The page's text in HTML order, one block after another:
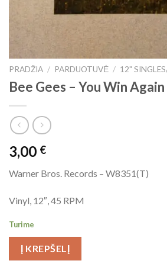
PRADŽIA / PARDUOTUVĖ / 12"
Bee Gees ‎– You Win Again
3,00 €
Warner Bros. Records ‎– W8351(T)
Vinyl, 12″, 45 RPM
Turime
Į KREPŠELĮ